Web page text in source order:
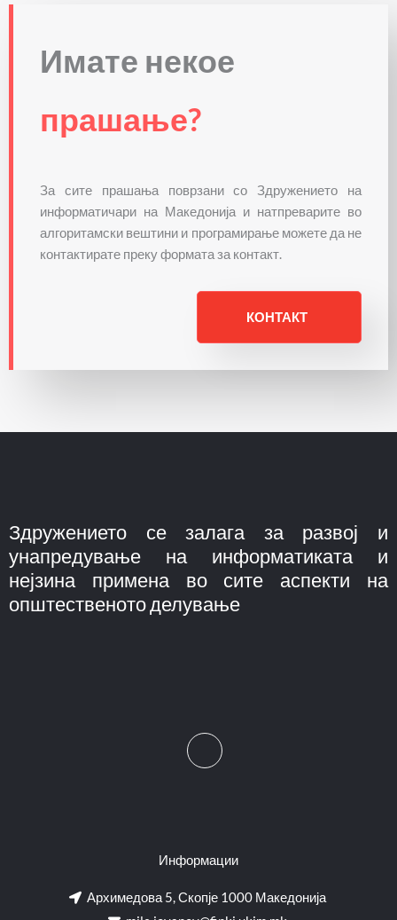
Имате некое
прашање?
За сите прашања поврзани со Здружението на
информатичари на Македонија и натпреварите во
алгоритамски вештини и програмирање можете да не
контактирате преку формата за контакт.
КОНТАКТ
Здружението се залага за развој и
унапредување на информатиката и
нејзина примена во сите аспекти на
општественото делување
Информации
Архимедова 5, Скопје 1000 Македонија